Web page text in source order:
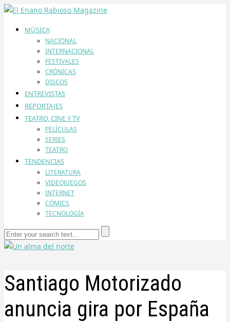
MÚSICA
NACIONAL
INTERNACIONAL
FESTIVALES
CRÓNICAS
DISCOS
ENTREVISTAS
REPORTAJES
TEATRO, CINE Y TV
PELÍCULAS
SERIES
TEATRO
TENDENCIAS
LITERATURA
VIDEOJUEGOS
INTERNET
CÓMICS
TECNOLOGÍA
Santiago Motorizado
anuncia gira por España